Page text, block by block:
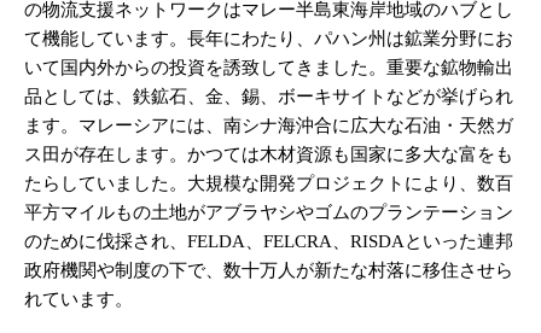
の物流支援ネットワークはマレー半島東海岸地域のハブとし
て機能しています。長年にわたり、パハン州は鉱業分野にお
いて国内外からの投資を誘致してきました。重要な鉱物輸出
品としては、鉄鉱石、金、錫、ボーキサイトなどが挙げられ
ます。マレーシアには、南シナ海沖合に広大な石油・天然ガ
ス田が存在します。かつては木材資源も国家に多大な富をも
たらしていました。大規模な開発プロジェクトにより、数百
平方マイルもの土地がアブラヤシやゴムのプランテーション
のために伐採され、FELDA、FELCRA、RISDAといった連邦
政府機関や制度の下で、数十万人が新たな村落に移住させら
れています。